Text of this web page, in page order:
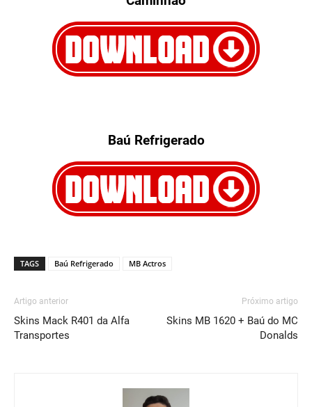
Baú Refrigerado
TAGS Baú Refrigerado MB Actros
Artigo anterior
Skins Mack R401 da Alfa
Transportes
Próximo artigo
Skins MB 1620 + Baú do MC
Donalds